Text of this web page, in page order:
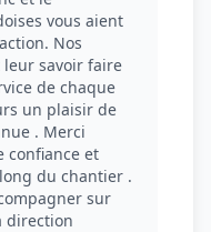
vous aient
Nos
savoir faire
de chaque
un plaisir de
. Merci
confiance et
du chantier .
sur
direction